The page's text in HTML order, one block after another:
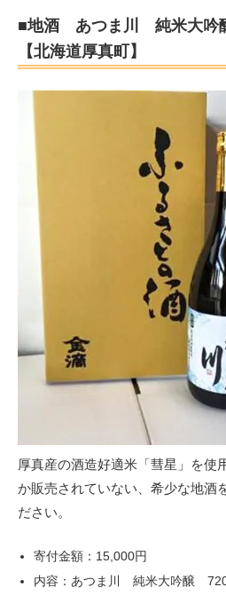
■地酒 あつま川 純米大吟
【北海道厚真町】
厚真産の酒造好適米「彗星」を使
か販売されていない、希少な地酒
ださい。
寄付金額：15,000円
内容：あつま川 純米大吟醸